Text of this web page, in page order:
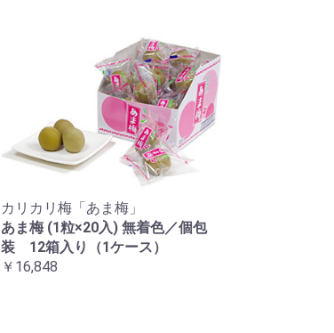
カリカリ梅「あま梅」
あま梅 (1粒×20入) 無着色／個包
装 12箱入り（1ケース）
￥16,848